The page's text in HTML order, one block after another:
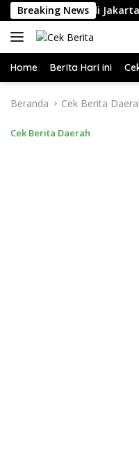
Langsung
ke
konten
Breaking News
Kuliner di Jakarta
Home Berita Hari ini
Beranda Cek Berita
Cek Berita Daerah